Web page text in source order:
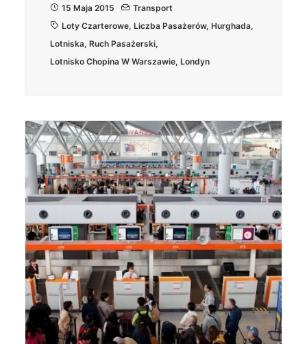
15 Maja 2015
Transport
Loty Czarterowe, Liczba Pasażerów, Hurghada,
Lotniska, Ruch Pasażerski,
Lotnisko Chopina W Warszawie, Londyn